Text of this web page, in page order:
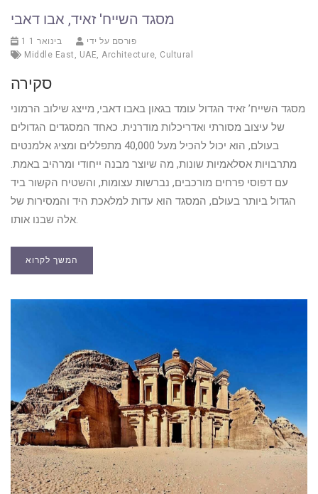
מסגד השייח' זאיד, אבו דאבי
1 בינואר 1
פורסם על ידי
Middle East , UAE, Architecture, Cultural
סקירה
מסגד השייח’ זאיד הגדול עומד בגאון באבו דאבי, מייצג שילוב הרמוני
של עיצוב מסורתי ואדריכלות מודרנית. כאחד המסגדים הגדולים
בעולם, הוא יכול להכיל מעל 40,000 מתפללים ומציג אלמנטים
מתרבויות אסלאמיות שונות, מה שיוצר מבנה ייחודי ומרהיב באמת.
עם דפוסי פרחים מורכבים, נברשות עצומות, והשטיח הקשור ביד
הגדול ביותר בעולם, המסגד הוא עדות למלאכת היד והמסירות של
אלה שבנו אותו.
המשך לקרוא